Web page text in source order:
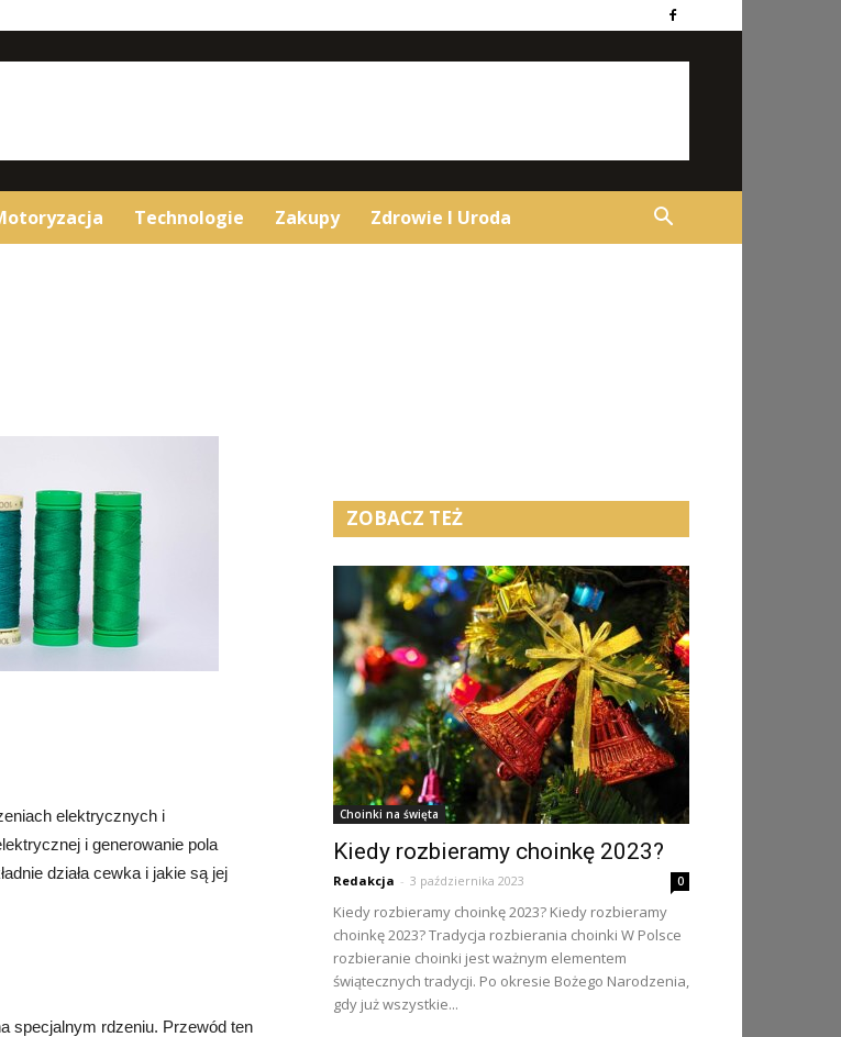
Technologie Zakupy Zdrowie I Uroda
elektrycznych i
i generowanie pola
działa cewka i jakie są jej
specjalnym rdzeniu. Przewód ten
ZOBACZ TEŻ
Choinki na święta
Kiedy rozbieramy choinkę 2023?
Redakcja - 3 października 2023 0
Kiedy rozbieramy choinkę 2023? Kiedy rozbieramy
choinkę 2023? Tradycja rozbierania choinki W Polsce
rozbieranie choinki jest ważnym elementem
świątecznych tradycji. Po okresie Bożego Narodzenia,
gdy już wszystkie...